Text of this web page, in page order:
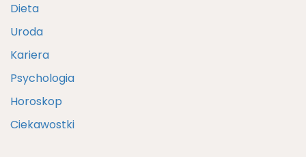
Dieta
Uroda
Kariera
Psychologia
Horoskop
Ciekawostki